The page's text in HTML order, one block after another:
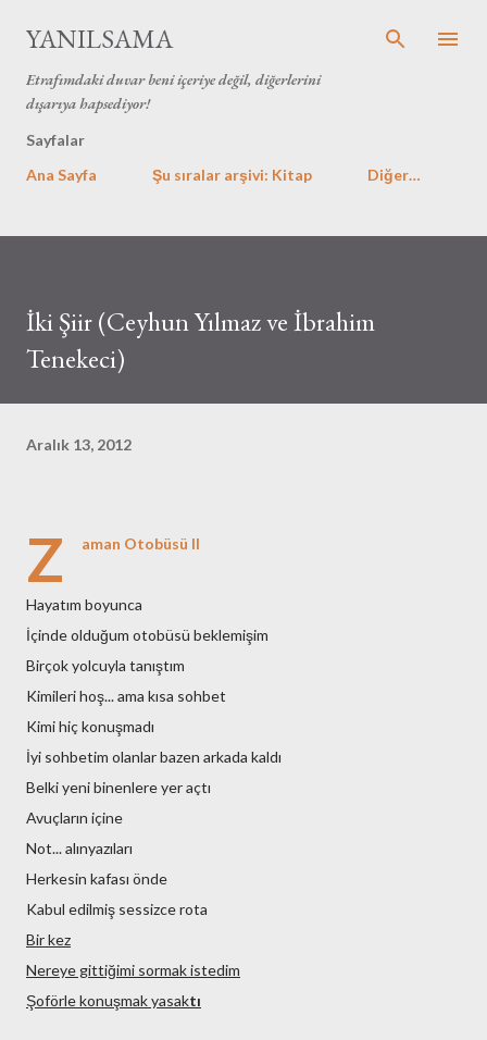
YANILSAMA
Etrafımdaki duvar beni içeriye değil, diğerlerini
dışarıya hapsediyor!
Sayfalar
Ana Sayfa
Şu sıralar arşivi: Kitap Diğer…
İki Şiir (Ceyhun Yılmaz ve İbrahim
Tenekeci)
Aralık 13, 2012
Z aman Otobüsü II
Hayatım boyunca
İçinde olduğum otobüsü beklemişim
Birçok yolcuyla tanıştım
Kimileri hoş... ama kısa sohbet
Kimi hiç konuşmadı
İyi sohbetim olanlar bazen arkada kaldı
Belki yeni binenlere yer açtı
Avuçların içine
Not... alınyazıları
Herkesin kafası önde
Kabul edilmiş sessizce rota
Bir kez
Nereye gittiğimi sormak istedim
Şoförle konuşmak yasaktı